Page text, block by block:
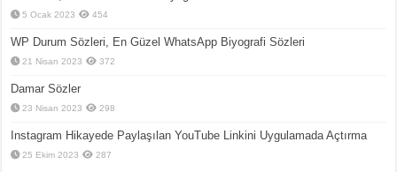
5 Ocak 2023 454
WP Durum Sözleri, En Güzel WhatsApp Biyografi Sözleri
21 Nisan 2023 372
Damar Sözler
23 Nisan 2023 298
Instagram Hikayede Paylaşılan YouTube Linkini Uygulamada Açtırma
25 Ekim 2023 287